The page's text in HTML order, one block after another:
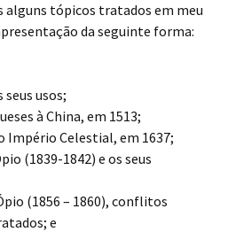
alguns tópicos tratados em meu
da seguinte forma:
seus usos;
à China, em 1513;
Império Celestial, em 1637;
(1839-1842) e os seus
(1856 – 1860), conflitos
e